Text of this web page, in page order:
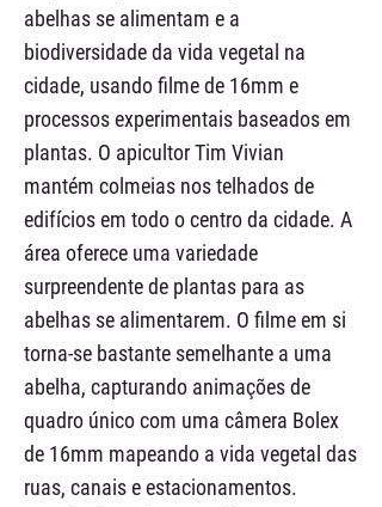
abelhas se alimentam e a
biodiversidade da vida vegetal na
cidade, usando filme de 16mm e
processos experimentais baseados em
plantas. O apicultor Tim Vivian
mantém colmeias nos telhados de
edifícios em todo o centro da cidade. A
área oferece uma variedade
surpreendente de plantas para as
abelhas se alimentarem. O filme em si
torna-se bastante semelhante a uma
abelha, capturando animações de
quadro único com uma câmera Bolex
de 16mm mapeando a vida vegetal das
ruas, canais e estacionamentos.